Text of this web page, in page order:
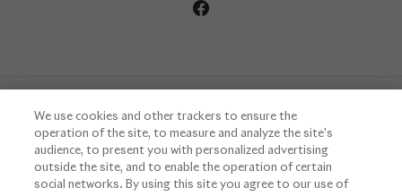
Interdiction de vente de boissons alcooliques aux mineurs de
We use cookies and other trackers to ensure the
operation of the site, to measure and analyze the site’s
audience, to present you with personalized advertising
outside the site, and to enable the operation of certain
social networks. By using this site you agree to our use of